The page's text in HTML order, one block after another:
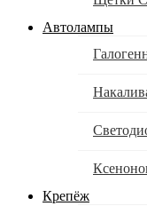
Автолампы
Крепёж